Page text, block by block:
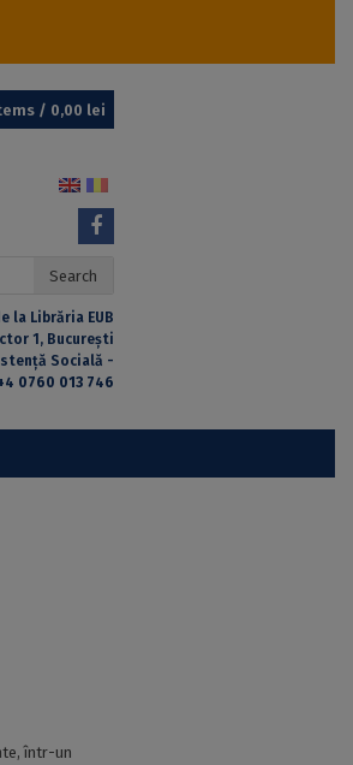
/ 0,00 lei
Search
la Librăria EUB
1, București
Socială -
0760 013 746
într-un